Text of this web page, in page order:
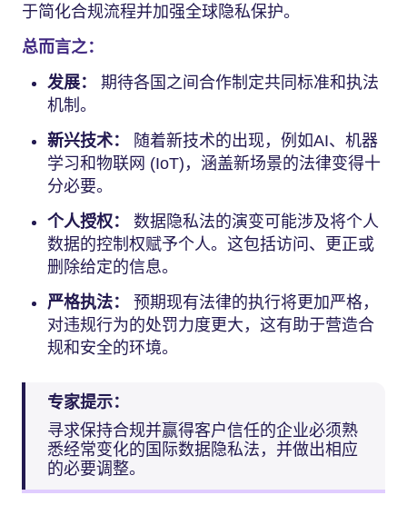
于简化合规流程并加强全球隐私保护。
总而言之：
发展：
期待各国之间合作制定共同标准和执法
机制。
新兴技术：
随着新技术的出现，例如AI、机器
学习和物联网 (IoT)，涵盖新场景的法律变得十
分必要。
个人授权：
数据隐私法的演变可能涉及将个人
数据的控制权赋予个人。这包括访问、更正或
删除给定的信息。
严格执法： 预期现有法律的执行将更加严格，
对违规行为的处罚力度更大，这有助于营造合
规和安全的环境。
专家提示：
寻求保持合规并赢得客户信任的企业必须熟
悉经常变化的国际数据隐私法，并做出相应
的必要调整。